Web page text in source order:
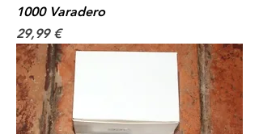
1000 Varadero
Prix
29,99 €